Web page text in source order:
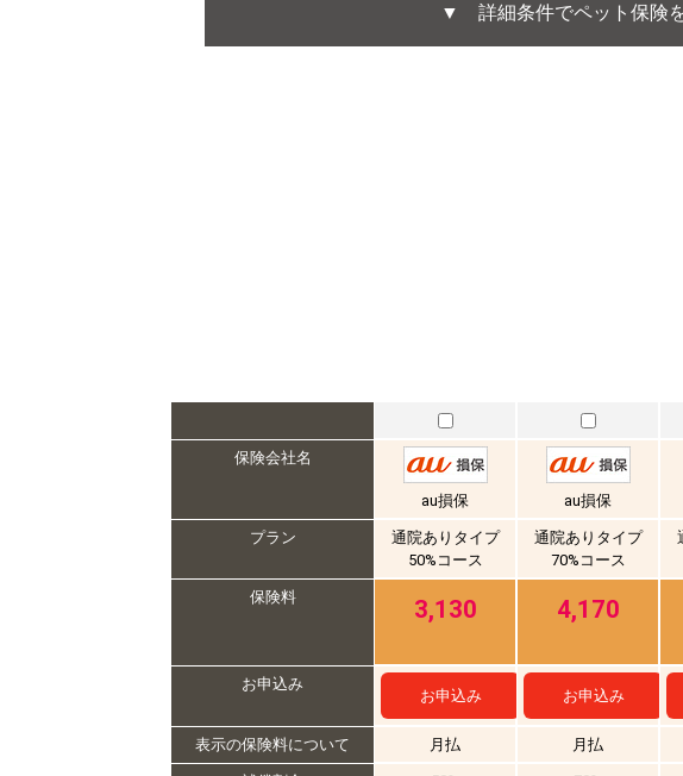
▼ 詳細条件でペット保険
保険会社名
au損保 au損保
プラン
通院ありタイプ
50%コース
通院ありタイプ
70%コース
保険料 3,130 4,170
お申込み
お申込み お申込み
表示の保険料について 月払 月払